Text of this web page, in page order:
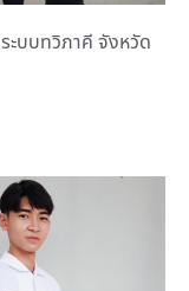
ะบบทวิภาคี จังหวัด